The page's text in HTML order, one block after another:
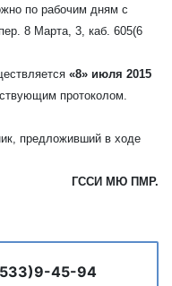
по рабочим дням с
8 Марта, 3, каб. 605(6
«8» июля 2015
протоколом.
предложивший в ходе
ГССИ МЮ ПМР.
45-94